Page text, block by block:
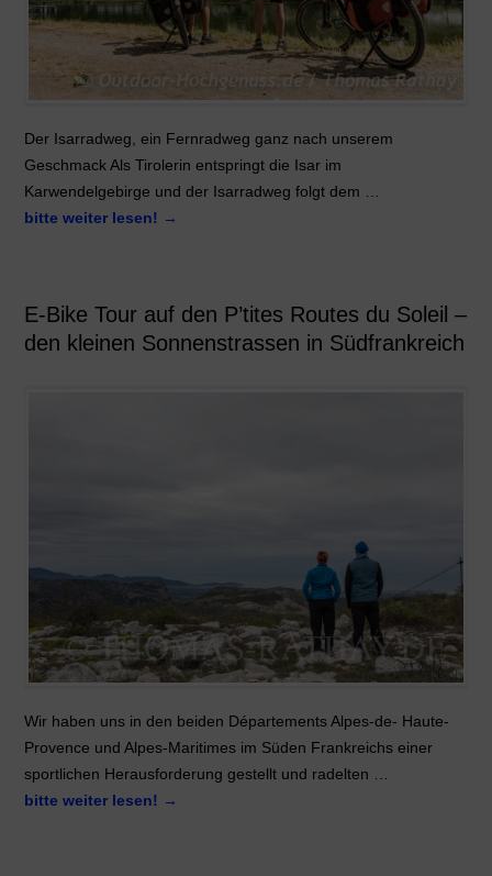
Der Isarradweg, ein Fernradweg ganz nach unserem
Geschmack Als Tirolerin entspringt die Isar im
Karwendelgebirge und der Isarradweg folgt dem …
bitte weiter lesen! →
E-Bike Tour auf den P’tites Routes du Soleil –
den kleinen Sonnenstrassen in Südfrankreich
Wir haben uns in den beiden Départements Alpes-de- Haute-
Provence und Alpes-Maritimes im Süden Frankreichs einer
sportlichen Herausforderung gestellt und radelten …
bitte weiter lesen! →